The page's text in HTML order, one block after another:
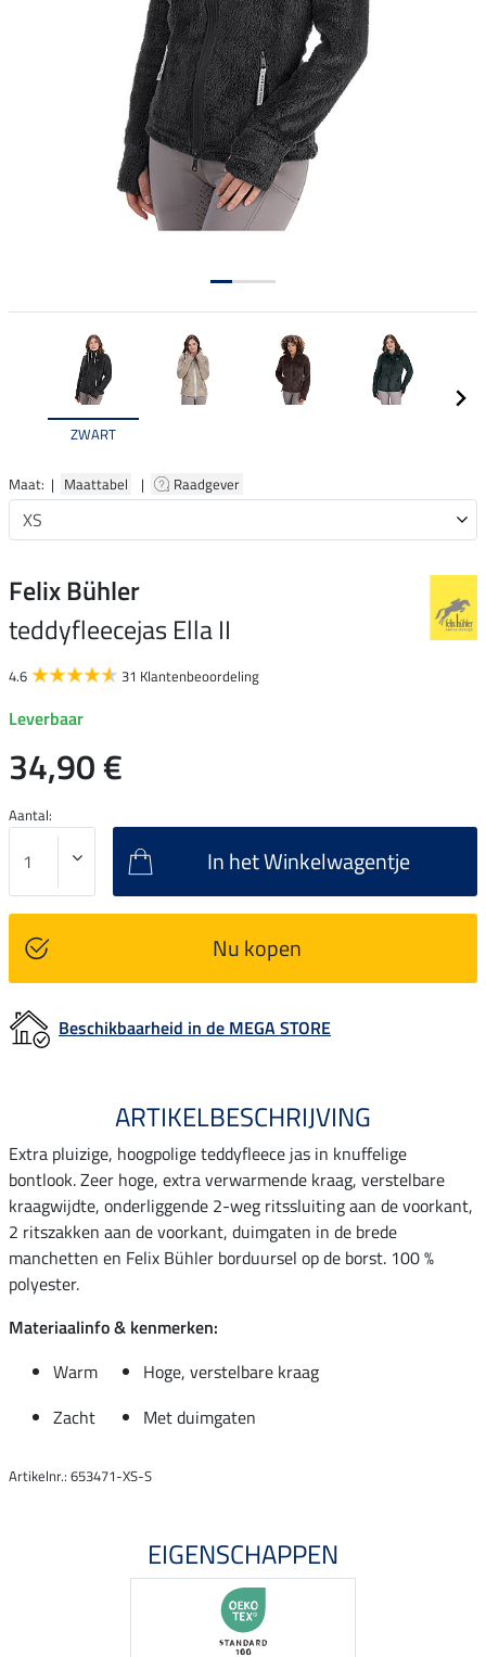
ZWART
Maat: | Maattabel | Raadgever
Felix Bühler
teddyfleecejas Ella II
4.6 31 Klantenbeoordeling
Leverbaar
34,90 €
Aantal:
In het Winkelwagentje
Nu kopen
Beschikbaarheid in de MEGA STORE
ARTIKELBESCHRIJVING
Extra pluizige, hoogpolige teddyfleece jas in knuffelige
bontlook. Zeer hoge, extra verwarmende kraag, verstelbare
kraagwijdte, onderliggende 2-weg ritssluiting aan de voorkant,
2 ritszakken aan de voorkant, duimgaten in de brede
manchetten en Felix Bühler borduursel op de borst. 100 %
polyester.
Materiaalinfo & kenmerken:
Warm
Hoge, verstelbare kraag
Zacht
Met duimgaten
Artikelnr.: 653471-XS-S
EIGENSCHAPPEN